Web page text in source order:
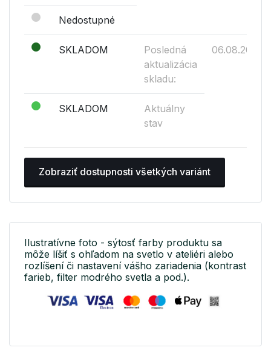
Nedostupné
SKLADOM
Posledná
aktualizácia
skladu:
06.08.2026
SKLADOM
Aktuálny
stav
Zobraziť dostupnosti všetkých variánt
Ilustratívne foto - sýtosť farby produktu sa
môže líšiť s ohľadom na svetlo v ateliéri alebo
rozlíšení či nastavení vášho zariadenia (kontrast
farieb, filter modrého svetla a pod.).